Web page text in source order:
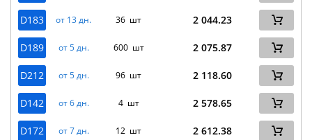
D183 от 13 дн. 36 шт 2 044.23
D189 от 5 дн. 600 шт 2 075.87
D212 от 5 дн. 96 шт 2 118.60
D142 от 6 дн. 4 шт 2 578.65
D172 от 7 дн. 12 шт 2 612.38